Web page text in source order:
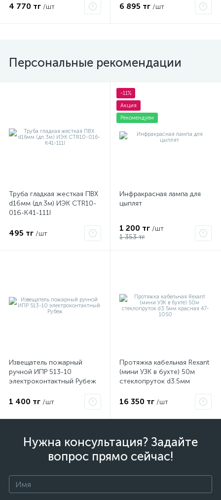
Комплект 22020017
4 770 тг /шт 6 895 тг /шт
Персональные рекомендации
Труба гладкая жесткая ПВХ
d16мм (дл.3м) ИЭК CTR10-
016-K41-111I
495 тг /шт
-11%
Акция
Рекомендуем
Инфракрасная лампа для
цыплят
1 200 тг /шт
1 353 тг
Извещатель пожарный
ручной ИПР 513-10
электроконтактный Рубеж
1 400 тг /шт
Протяжка кабельная Rexant
(мини УЗК в бухте) 50м
стеклопруток d3.5мм
16 350 тг /шт
Нужна консультация? Задайте
вопрос прямо сейчас!